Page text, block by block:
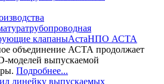
трубопроводная
клапаныАстаНПО АСТА
объединение АСТА продолжает
моделей выпускаемой
Подробнее...